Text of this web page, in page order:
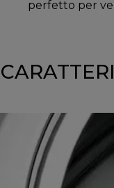
perfetto per